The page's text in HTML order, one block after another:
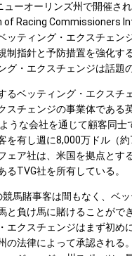
ーオーリンズ州で開催さ
of Racing Commissioners
ッティング・エクスチェン
制指針と予防措置を強化す
グ・エクスチェンジは話題
るベッティング・エクスチ
スチェンジの事業体である
うな会社を通じて顧客同士
を有し週に8,000万ドル（
ェア社は、米国を拠点とす
るTVG社を所有している。
馬賭事客は間もなく、ベ
と負け馬に賭けることがで
エクスチェンジはまず初め
の法律によって承認される